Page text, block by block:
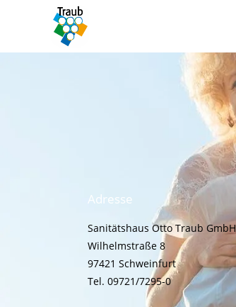
Adresse
Sanitätshaus Otto Traub GmbH
Wilhelmstraße 8
97421 Schweinfurt
Tel. 09721/7295-0